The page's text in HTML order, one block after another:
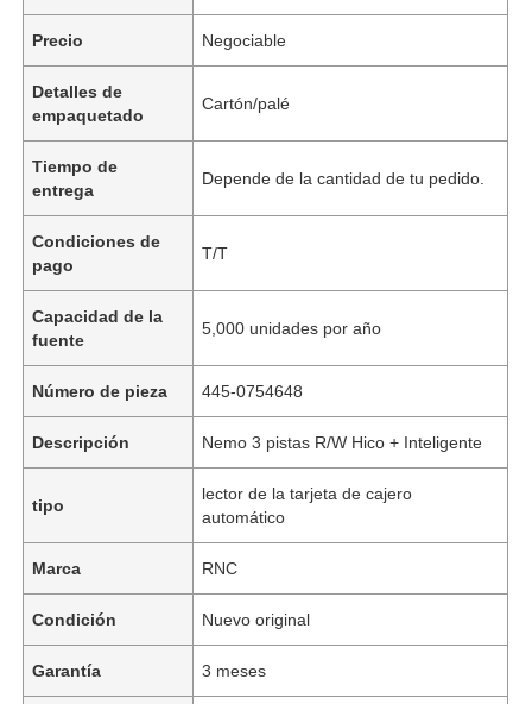
Precio Negociable
Detalles de
empaquetado
Cartón/palé
Tiempo de
entrega
Depende de la cantidad de tu pedido.
Condiciones de
pago
T/T
Capacidad de la
fuente
5,000 unidades por año
Número de pieza 445-0754648
Descripción Nemo 3 pistas R/W Hico + Inteligente
tipo
lector de la tarjeta de cajero
automático
Marca RNC
Condición Nuevo original
Garantía 3 meses